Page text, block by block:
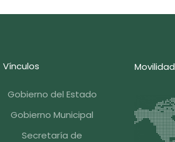
Vínculos
Gobierno del Estado
Gobierno Municipal
Secretaría de
Movilidad